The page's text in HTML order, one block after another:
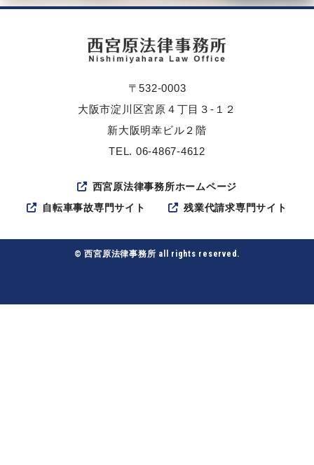
〒532-0003
大阪市淀川区宮原４丁目３-１２
新大阪明幸ビル２階
TEL. 06-4867-4612
西宮原法律事務所ホームページ
自転車事故専門サイト
残業代請求専門サイト
© 西宮原法律事務所 all rights reserved.